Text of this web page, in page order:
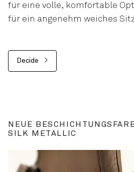
für eine volle, komfortable
für ein angenehm weiches
Decide
NEUE
SILK METALLIC